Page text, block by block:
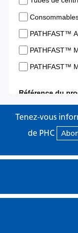
Tenez-vous
de PHC